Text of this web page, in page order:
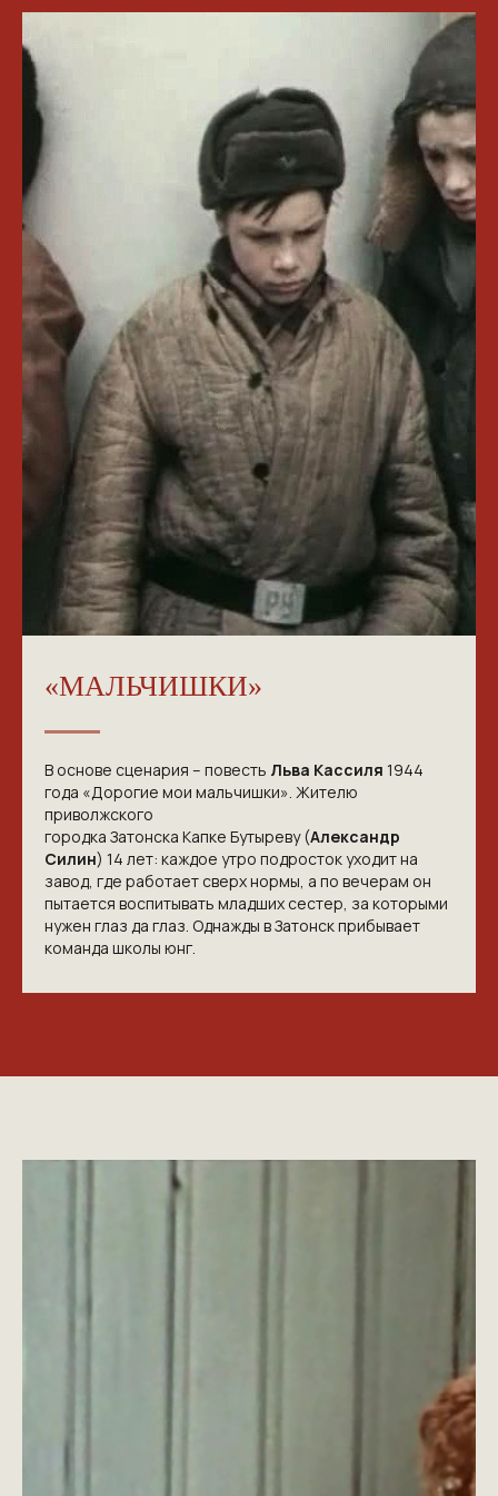
«МАЛЬЧИШКИ»
В основе сценария – повесть Льва Кассиля 1944
года «Дорогие мои мальчишки». Жителю
приволжского
городка Затонска Капке Бутыреву (Александр
Силин) 14 лет: каждое утро подросток уходит на
завод, где работает сверх нормы, а по вечерам он
пытается воспитывать младших сестер, за которыми
нужен глаз да глаз. Однажды в Затонск прибывает
команда школы юнг.